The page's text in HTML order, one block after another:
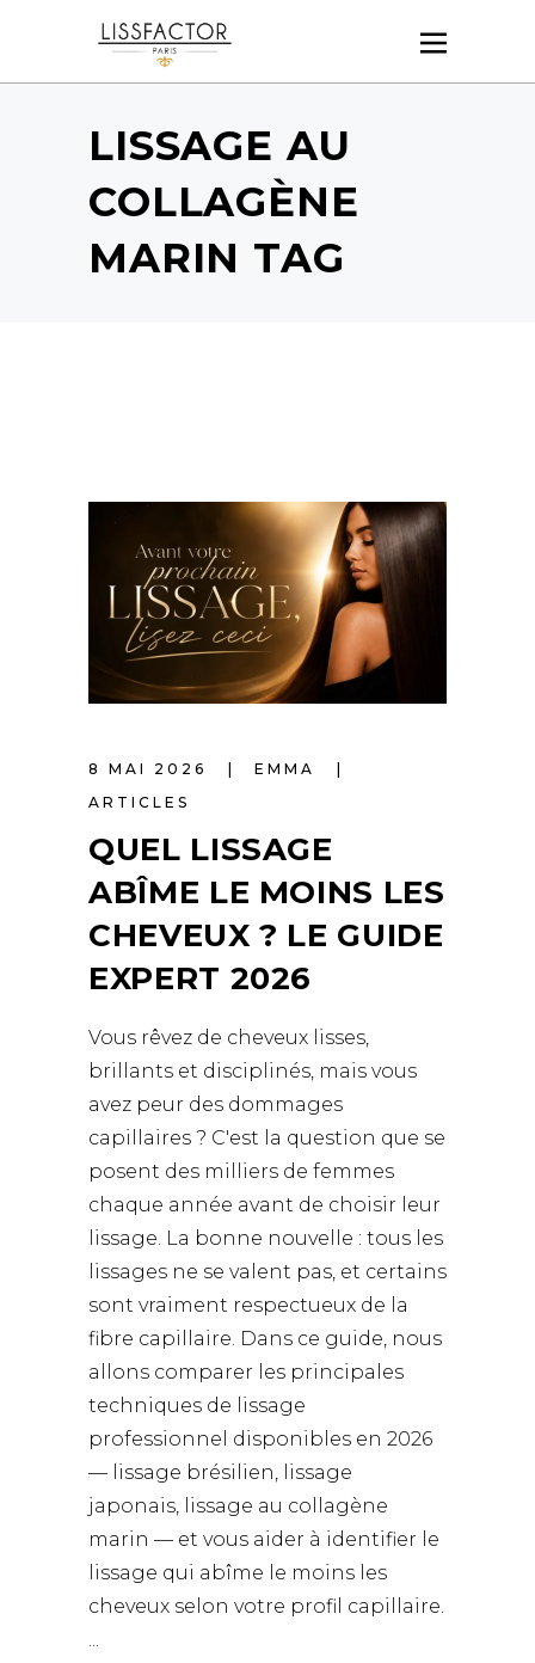
LISSAGE AU
COLLAGÈNE
MARIN TAG
8 MAI 2026
EMMA
ARTICLES
QUEL LISSAGE
ABÎME LE MOINS LES
CHEVEUX ? LE GUIDE
EXPERT 2026
Vous rêvez de cheveux lisses,
brillants et disciplinés, mais vous
avez peur des dommages
capillaires ? C'est la question que se
posent des milliers de femmes
chaque année avant de choisir leur
lissage. La bonne nouvelle : tous les
lissages ne se valent pas, et certains
sont vraiment respectueux de la
fibre capillaire. Dans ce guide, nous
allons comparer les principales
techniques de lissage
professionnel disponibles en 2026
— lissage brésilien, lissage
japonais, lissage au collagène
marin — et vous aider à identifier le
lissage qui abîme le moins les
cheveux selon votre profil capillaire.